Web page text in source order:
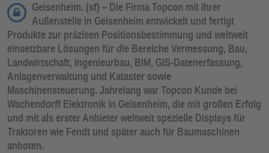
Geisenheim. (sf) – Die Firma Topcon mit ihrer
Außenstelle in Geisenheim entwickelt und fertigt
Produkte zur präzisen Positionsbestimmung und weltweit
einsetzbare Lösungen für die Bereiche Vermessung, Bau,
Landwirtschaft, Ingenieurbau, BIM, GIS-Datenerfassung,
Anlagenverwaltung und Kataster sowie
Maschinensteuerung. Jahrelang war Topcon Kunde bei
Wachendorff Elektronik in Geisenheim, die mit großen Erfolg
und mit als erster Anbieter weltweit spezielle Displays für
Traktoren wie Fendt und später auch für Baumaschinen
anboten.